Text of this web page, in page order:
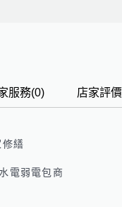
服務(0) 店家評價
繕
電弱電包商